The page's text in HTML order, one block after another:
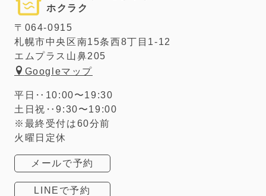
ホクラク
〒064-0915
札幌市中央区南15条西8丁目1-12
エムプラス山鼻205
Googleマップ
平日‥10:00〜19:30
土日祝‥9:30〜19:00
※最終受付は60分前
火曜日定休
メールで予約
LINEで予約